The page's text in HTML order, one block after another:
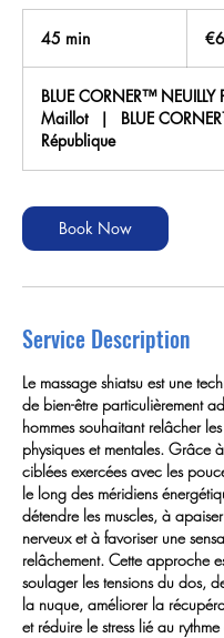
45 min
i
BLUE CORNER™ NEUILLY
Maillot
|
BLUE
République
Book Now
Service Description
Le massage shiatsu est une
de bien-être particulièrement
hommes souhaitant relâcher
physiques et mentales. Grâce
ciblées exercées avec les
le long des méridiens
détendre les muscles, à
nerveux et à favoriser une
relâchement. Cette approche
soulager les tensions du dos,
la nuque, améliorer la
et réduire le stress lié au